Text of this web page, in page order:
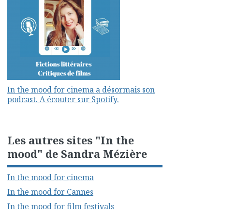
In the mood for cinema a désormais son
podcast. A écouter sur Spotify.
Les autres sites "In the
mood" de Sandra Mézière
In the mood for cinema
In the mood for Cannes
In the mood for film festivals